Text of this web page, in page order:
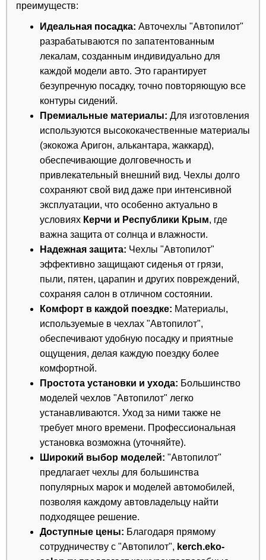
преимуществ:
Идеальная посадка: Авточехлы "Автопилот"
разрабатываются по запатентованным
лекалам, созданным индивидуально для
каждой модели авто. Это гарантирует
безупречную посадку, точно повторяющую все
контуры сидений.
Премиальные материалы: Для изготовления
используются высококачественные материалы
(экокожа Аригон, алькантара, жаккард),
обеспечивающие долговечность и
привлекательный внешний вид. Чехлы долго
сохраняют свой вид даже при интенсивной
эксплуатации, что особенно актуально в
условиях Керчи и Республики Крым, где
важна защита от солнца и влажности.
Надежная защита: Чехлы "Автопилот"
эффективно защищают сиденья от грязи,
пыли, пятен, царапин и других повреждений,
сохраняя салон в отличном состоянии.
Комфорт в каждой поездке: Материалы,
используемые в чехлах "Автопилот",
обеспечивают удобную посадку и приятные
ощущения, делая каждую поездку более
комфортной.
Простота установки и ухода: Большинство
моделей чехлов "Автопилот" легко
устанавливаются. Уход за ними также не
требует много времени. Профессиональная
установка возможна (уточняйте).
Широкий выбор моделей: "Автопилот"
предлагает чехлы для большинства
популярных марок и моделей автомобилей,
позволяя каждому автовладельцу найти
подходящее решение.
Доступные цены: Благодаря прямому
сотрудничеству с "Автопилот", kerch.eko-